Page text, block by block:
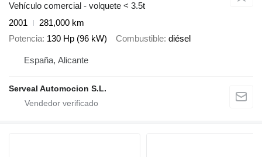
Vehículo comercial - volquete < 3.5t
2001
281,000 km
Potencia 130 Hp (96 kW) Combustible diésel
España, Alicante
Serveal Automocion S.L.